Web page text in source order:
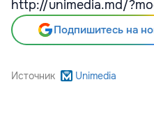
http://unimedia.md/
Подпишитесь на
Источник Unimedia